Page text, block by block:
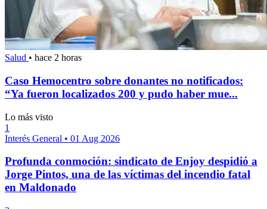
Salud • hace 2 horas
Caso Hemocentro sobre donantes no notificados:
“Ya fueron localizados 200 y pudo haber mue...
Lo más visto
1
Interés General • 01 Aug 2026
Profunda conmoción: sindicato de Enjoy despidió a
Jorge Pintos, una de las víctimas del incendio fatal
en Maldonado